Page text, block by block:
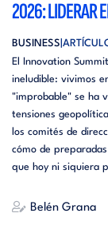
2026: LIDERAR
BUSINESS
El Innovation
ineludible: vivimos
"improbable" se ha
tensiones
los comités de
cómo de
que hoy ni siquiera
Belén Grana